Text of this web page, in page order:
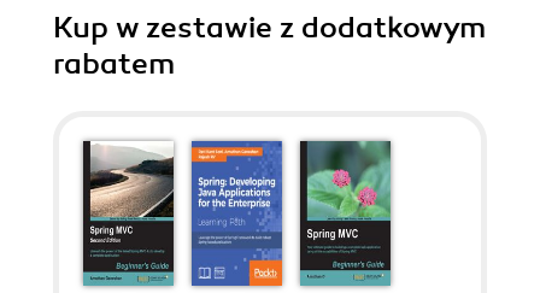
Kup w zestawie z dodatkowym
rabatem